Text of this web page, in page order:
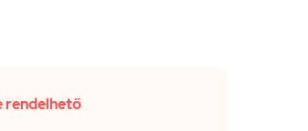
rendelhető